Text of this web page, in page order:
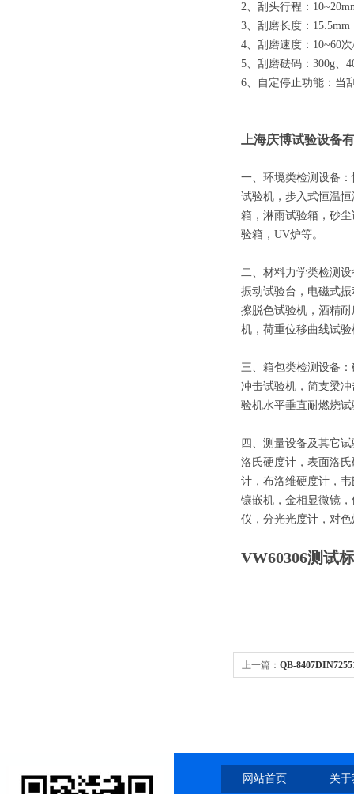
2、刮头行程：
3、刮磨长度： 15.5mm
4、刮磨速度： 10~60次
5、刮磨砝码： 300g、
6、自定停止功能：当
上海庆博试验设备
一、环境类检测设备
试验机，步入式恒温
箱，淋雨试验箱，砂
验箱，UV炉等。
二、材料力学类检测
振动试验台，电磁式
擦脱色试验机，酒精
机，荷重位移曲线试
三、箱包类检测设备
冲击试验机，简支梁
验机水平垂直耐燃烧
四、测量设备及其它
洛氏硬度计，表面洛
计，布洛维硬度计，
镶嵌机，金相显微镜
仪，分光光度计，对
VW60306测试
上一篇： QB-
网站首页 关